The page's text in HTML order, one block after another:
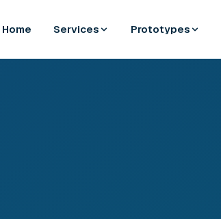
Home Services Prototypes